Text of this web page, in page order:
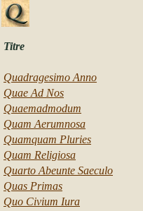
Titre
Quadragesimo Anno
Quae Ad Nos
Quaemadmodum
Quam Aerumnosa
Quamquam Pluries
Quam Religiosa
Quarto Abeunte Saeculo
Quas Primas
Quo Civium Iura